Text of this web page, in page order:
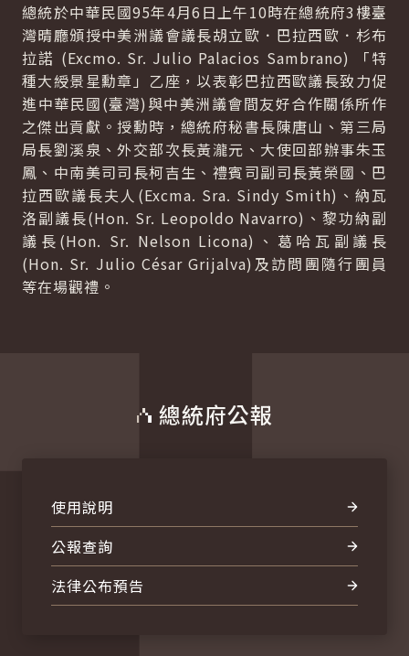
總統於中華民國95年4月6日上午10時在總統府3樓臺
灣晴廳頒授中美洲議會議長胡立歐．巴拉西歐．杉布
拉諾 (Excmo. Sr. Julio Palacios Sambrano) 「特
種大綬景星勳章」乙座，以表彰巴拉西歐議長致力促
進中華民國(臺灣)與中美洲議會間友好合作關係所作
之傑出貢獻。授勳時，總統府秘書長陳唐山、第三局
局長劉溪泉、外交部次長黃瀧元、大使回部辦事朱玉
鳳、中南美司司長柯吉生、禮賓司副司長黃榮國、巴
拉西歐議長夫人(Excma. Sra. Sindy Smith)、納瓦
洛副議長(Hon. Sr. Leopoldo Navarro)、黎功納副
議長(Hon. Sr. Nelson Licona)、葛哈瓦副議長
(Hon. Sr. Julio César Grijalva)及訪問團隨行團員
等在場觀禮。
總統府公報
使用說明
公報查詢
法律公布預告